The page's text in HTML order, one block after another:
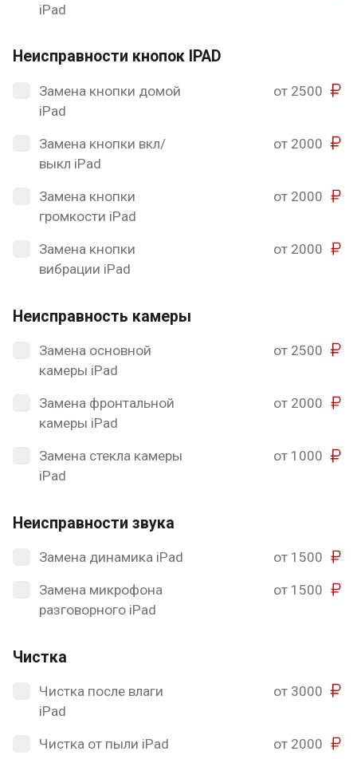
iPad
Неисправности кнопок IPAD
Замена кнопки домой
iPad
от 2500
Замена кнопки вкл/
выкл iPad
от 2000
Замена кнопки
громкости iPad
от 2000
Замена кнопки
вибрации iPad
от 2000
Неисправность камеры
Замена основной
камеры iPad
от 2500
Замена фронтальной
камеры iPad
от 2000
Замена стекла камеры
iPad
от 1000
Неисправности звука
Замена динамика iPad от 1500
Замена микрофона
разговорного iPad
от 1500
Чистка
Чистка после влаги
iPad
от 3000
Чистка от пыли iPad от 2000